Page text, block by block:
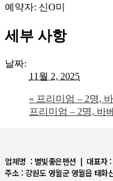
예약자: 신O미
세부 사항
날짜:
11월 2, 2025
« 프리미엄 – 2명,
프리미엄 – 2명, 바
업체명 : 별빛좋은펜션 | 대표자
주소 : 강원도 영월군 영월읍 태화